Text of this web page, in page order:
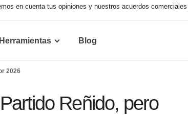
en cuenta tus opiniones y nuestros acuerdos
Herramientas Blog
2026
Reñido, pero